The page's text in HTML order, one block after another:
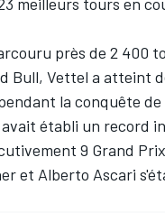
près de 2 400
Bull, Vettel a atteint
la conquête de
établi un record
9 Grand
et Alberto Ascari